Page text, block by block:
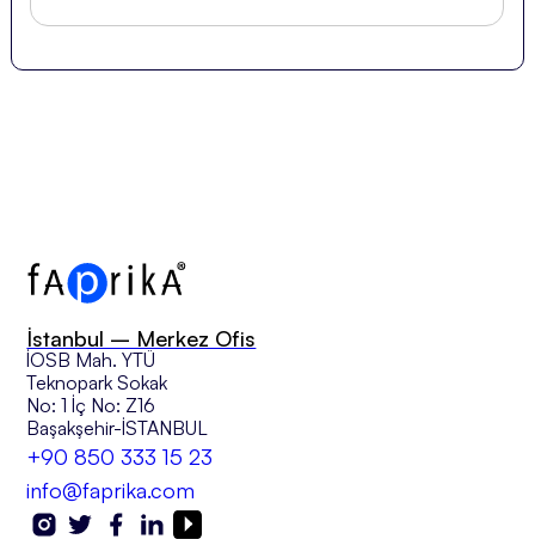
İstanbul – Merkez Ofis
İOSB Mah. YTÜ
Teknopark Sokak
No: 1 İç No: Z16
Başakşehir-İSTANBUL
+90 850 333 15 23
info@faprika.com